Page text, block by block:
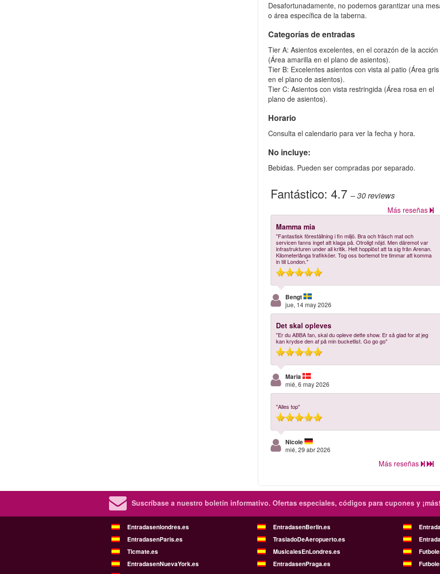
Desafortunadamente, no podemos garantizar una
o área específica de la taberna.
Categorías de entradas
Tier A: Asientos excelentes, en el corazón de la acción
(Área amarilla en el plano de asientos).
Tier B: Excelentes asientos con vista al patio (Área gris
en el plano de asientos).
Tier C: Asientos con vista restringida (Área rosa en el
plano de asientos).
Horario
Consulta el calendario para ver la fecha y hora.
No incluye:
Bebidas. Pueden ser compradas por separado.
Fantástico:4.7– 30reviews
Más reseñas
Mamma mia
"Fantastisk föreställning i fin miljö. Bra och fräsch mat och
servicen fanns inget att klaga på. Otroligt nöjd. Men däremot var
infrastrukturen under all kritik. Helt hopplöst att ta sig från Arenan.
Kilometerlånga trafikköer. Tog oss bortemot tre timmar att komma
in till London."
Bengt
jue, 14 may 2026
Det skal opleves
"Er du ABBA fan, skal du opleve dette show. Er så glad for at jeg
kan krydse den af på min bucketlist. Go go go"
Maria
mié, 6 may 2026
"Alles top"
Nicole
mié, 29 abr 2026
Más reseñas
Suscríbase a nuestro boletín informativo. Ofertas especiales, códigos para cupones y
Entradasenlondres.es EntradasenBerlin.es
EntradasenParis.es
TrasladoDeAeropuerto.es
Ticmate.es
MusicalesEnLondres.es
EntradasenNuevaYork.es
EntradasenPraga.es